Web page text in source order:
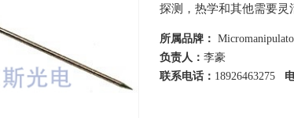
探测，热学和其他需要灵
所属品牌：
负责人： 李豪
联系电话： 18926463275